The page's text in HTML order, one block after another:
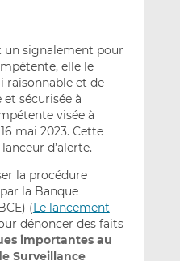
un signalement pour
elle le
raisonnable et de
sécurisée à
visée à
mai 2023. Cette
d’alerte.
la procédure
la Banque
(Le lancement
dénoncer des faits
importantes au
Surveillance